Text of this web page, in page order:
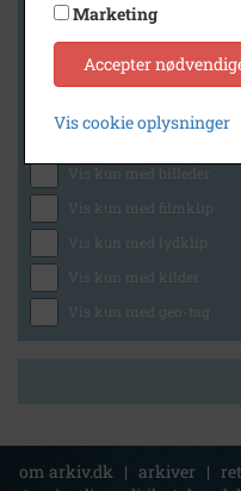
Generelt
Vis kun med billeder
Vis kun med filmklip
Vis kun med lydklip
Vis kun med kilder
Vis kun med geo-tag
om arkiv.dk | arkiver |
Marketing
Accepter
Vis cookie oplysninger